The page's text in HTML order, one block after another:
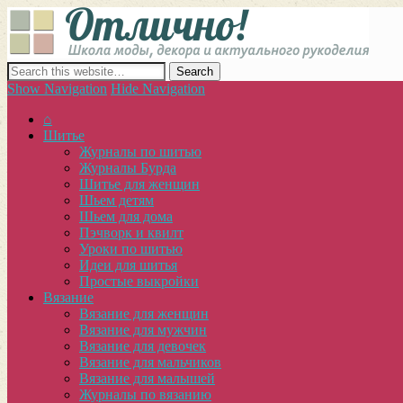
сайт о декоре, дизайне и моде, вязании, шитье и других видах
Show Navigation Hide Navigation
⌂
Шитье
Журналы по шитью
Журналы Бурда
Шитье для женщин
Шьем детям
Шьем для дома
Пэчворк и квилт
Уроки по шитью
Идеи для шитья
Простые выкройки
Вязание
Вязание для женщин
Вязание для мужчин
Вязание для девочек
Вязание для мальчиков
Вязание для малышей
Журналы по вязанию